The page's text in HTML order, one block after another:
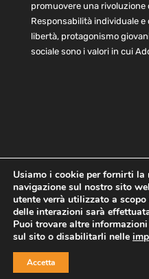
promuovere una
Responsabilità individuale
libertà, protagonismo
sociale sono i valori in cui
Home Statuto e
Privacy
Cookie
Copyright © 2021
Usiamo i cookie per fornirti la
navigazione sul nostro sito
utente verrà utilizzato a
delle interazioni sarà
Puoi trovare altre
sul sito o disabilitarli nelle
Accetta